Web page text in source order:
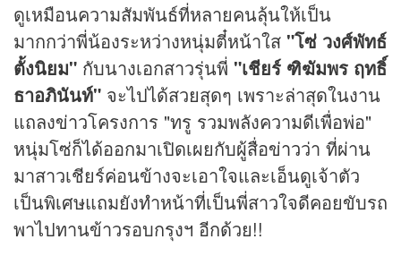
ดูเหมือนความสัมพันธ์ที่หลายคนลุ้นให้เป็น
มากกว่าพี่น้องระหว่างหนุ่มตี๋หน้าใส "โซ่ วงศ์พัทธ์
ตั้งนิยม" กับนางเอกสาวรุ่นพี่ "เชียร์ ฑิฆัมพร ฤทธิ์
ธาอภินันท์" จะไปได้สวยสุดๆ เพราะล่าสุดในงาน
แถลงข่าวโครงการ "ทรู รวมพลังความดีเพื่อพ่อ"
หนุ่มโซ่ก็ได้ออกมาเปิดเผยกับผู้สื่อข่าวว่า ที่ผ่าน
มาสาวเชียร์ค่อนข้างจะเอาใจและเอ็นดูเจ้าตัว
เป็นพิเศษแถมยังทำหน้าที่เป็นพี่สาวใจดีคอยขับรถ
พาไปทานข้าวรอบกรุงฯ อีกด้วย!!